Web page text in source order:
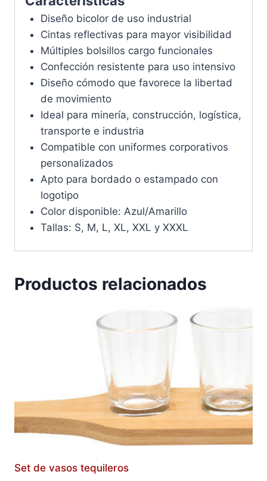
Diseño bicolor de uso industrial
Cintas reflectivas para mayor visibilidad
Múltiples bolsillos cargo funcionales
Confección resistente para uso intensivo
Diseño cómodo que favorece la libertad
de movimiento
Ideal para minería, construcción, logística,
transporte e industria
Compatible con uniformes corporativos
personalizados
Apto para bordado o estampado con
logotipo
Color disponible: Azul/Amarillo
Tallas: S, M, L, XL, XXL y XXXL
Productos relacionados
Set de vasos tequileros